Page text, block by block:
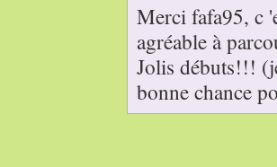
Merci fafa95, c
agréable à
Jolis débuts!!!
bonne chance